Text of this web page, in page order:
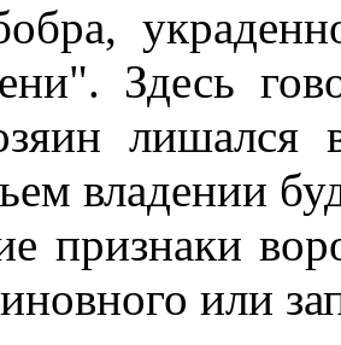
Здесь
лишался
владении
признаки
или